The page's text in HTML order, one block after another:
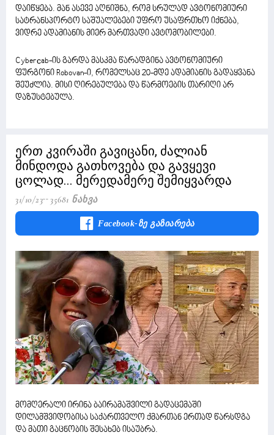
დაიწყება. მან ასევე აღნიშნა, რომ სრულად ავტონომიური
სატრანსპორტო საშუალებები უფრო უსაფრთხო იქნება,
ვიდრე ადამიანის მიერ მართვადი ავტომობილები.
Cyberсab-ის გარდა მასკმა წარადგინა ავტონომიური
ფურგონი Robovan-ი, რომელსაც 20-მდე ადამიანის გადაყვანა
შეუძლია. მისი ღირებულება და წარმოების თარიღი არ
დაზუსტებულა.
ერთ კვირაში გავიცანი, ძალიან
მინდოდა გათხოვება და გავყევი
ცოლად... მერედამერე შემიყვარდა
31/10/23 35681 Ნახვა
Facebook-Ზე Გაზიარება
მომღერალი ირინა ბაირამაშვილი გადაცემაში
დილამშვიდობისა საქართველო ქმართან ერთად წარსდგა
და მათი გაცნობის შესახებ ისაუბრა.